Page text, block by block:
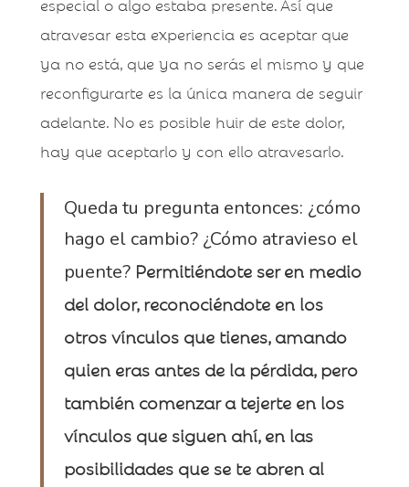
atravesar esta experiencia es aceptar que
ya no está, que ya no serás el mismo y que
reconfigurarte es la única manera de seguir
adelante. No es posible huir de este dolor,
hay que aceptarlo y con ello atravesarlo.
Queda tu pregunta entonces: ¿cómo
hago el cambio? ¿Cómo atravieso el
puente? Permitiéndote ser en medio
del dolor, reconociéndote en los
otros vínculos que tienes, amando
quien eras antes de la pérdida, pero
también comenzar a tejerte en los
vínculos que siguen ahí, en las
posibilidades que se te abren al